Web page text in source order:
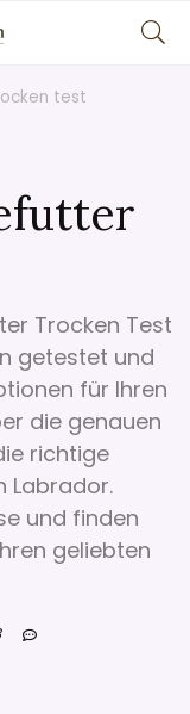
test
Trocken Test
getestet und
für Ihren
die genauen
richtige
Labrador.
und finden
geliebten